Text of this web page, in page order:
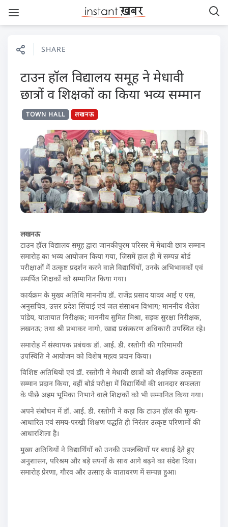
SHARE
टाउन हॉल विद्यालय समूह ने मेधावी
छात्रों व शिक्षकों का किया भव्य सम्मान
TOWN HALL लखनऊ
लखनऊ
टाउन हॉल विद्यालय समूह द्वारा जानकीपुरम परिसर में मेधावी छात्र सम्मान
समारोह का भव्य आयोजन किया गया, जिसमें हाल ही में सम्पन्न बोर्ड
परीक्षाओं में उत्कृष्ट प्रदर्शन करने वाले विद्यार्थियों, उनके अभिभावकों एवं
समर्पित शिक्षकों को सम्मानित किया गया।
कार्यक्रम के मुख्य अतिथि माननीय डॉ. राजेंद्र प्रसाद यादव आई ए एस,
अनुसचिव, उत्तर प्रदेश सिंचाई एवं जल संसाधन विभाग; माननीय शैलेश
पांडेय, यातायात निरीक्षक; माननीय सुमित मिश्रा, सड़क सुरक्षा निरीक्षक,
लखनऊ; तथा श्री प्रभाकर नागो, खाद्य प्रसंस्करण अधिकारी उपस्थित रहे।
समारोह में संस्थापक प्रबंधक डॉ. आई. डी. रस्तोगी की गरिमामयी
उपस्थिति ने आयोजन को विशेष महत्व प्रदान किया।
विशिष्ट अतिथियों एवं डॉ. रस्तोगी ने मेधावी छात्रों को शैक्षणिक उत्कृष्टता
सम्मान प्रदान किया, वहीं बोर्ड परीक्षा में विद्यार्थियों की शानदार सफलता
के पीछे अहम भूमिका निभाने वाले शिक्षकों को भी सम्मानित किया गया।
अपने संबोधन में डॉ. आई. डी. रस्तोगी ने कहा कि टाउन हॉल की मूल्य-
आधारित एवं समय-परखी शिक्षण पद्धति ही निरंतर उत्कृष्ट परिणामों की
आधारशिला है।
मुख्य अतिथियों ने विद्यार्थियों को उनकी उपलब्धियों पर बधाई देते हुए
अनुशासन, परिश्रम और बड़े सपनों के साथ आगे बढ़ने का संदेश दिया।
समारोह प्रेरणा, गौरव और उत्साह के वातावरण में सम्पन्न हुआ।